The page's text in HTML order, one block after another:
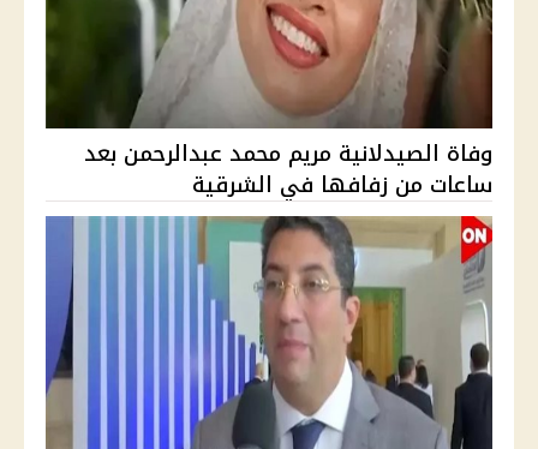
وفاة الصيدلانية مريم محمد عبدالرحمن بعد
ساعات من زفافها في الشرقية